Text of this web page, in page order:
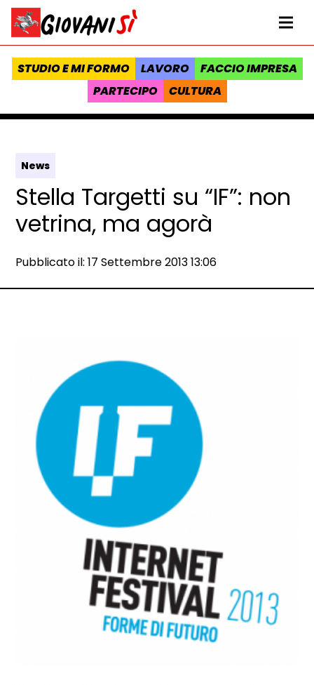
Vai al contenuto
Homepage Giovanisì - Progetto della Regione Toscana
STUDIO E MI FORMO LAVORO
FACCIO IMPRESA
PARTECIPO
CULTURA
News
Stella Targetti su “IF”: non
vetrina, ma agorà
Data e ora:
Pubblicato il: 17 Settembre 2013 13:06